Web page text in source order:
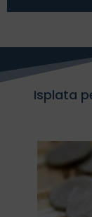
Isplata